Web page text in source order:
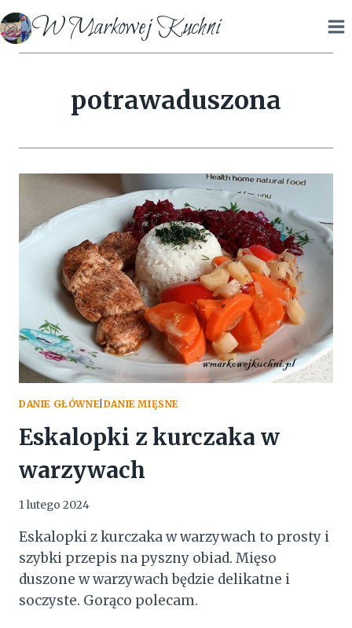
Przejdź
do
treści
W Markowej Kuchni
potrawaduszona
DANIE GŁÓWNE| DANIE MIĘSNE
Eskalopki z kurczaka w
warzywach
1 lutego 2024
Eskalopki z kurczaka w warzywach to prosty i
szybki przepis na pyszny obiad. Mięso
duszone w warzywach będzie delikatne i
soczyste. Gorąco polecam.